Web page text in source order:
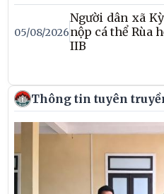
05/08/2026
Người dân xã
nộp cá thể Rùa
IIB
Thông tin tuyên